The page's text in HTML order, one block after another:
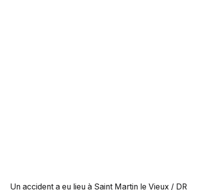
Un accident a eu lieu à Saint Martin le Vieux / DR